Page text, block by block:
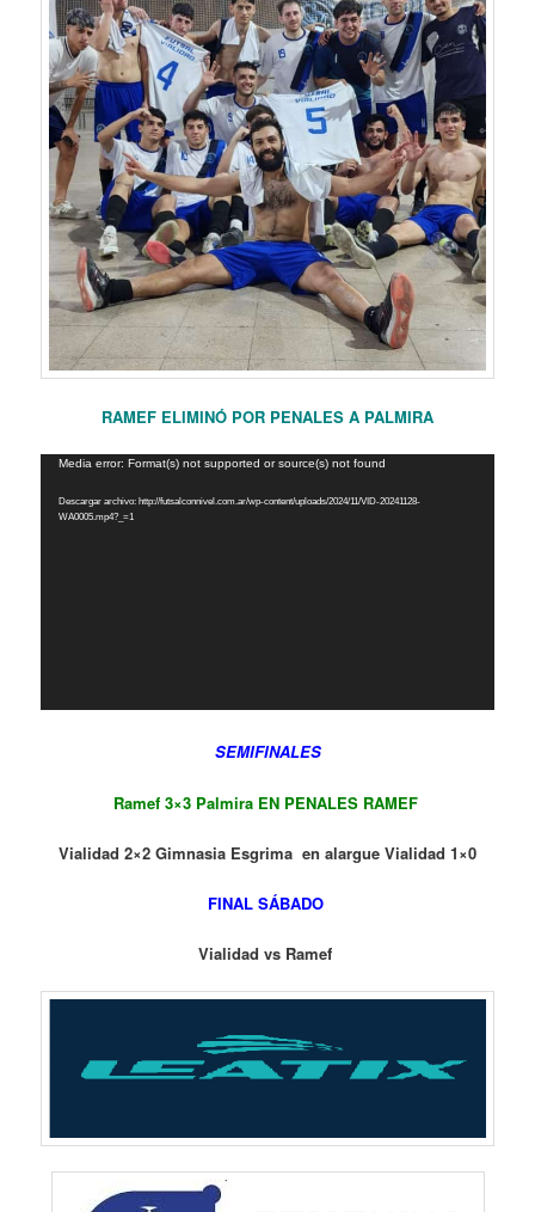
RAMEF ELIMINÓ POR PENALES A PALMIRA
Reproductor
vídeo
Media error: Format(s) not supported or source(s) not found
Descargar archivo: http://futsalconnivel.com.ar/wp-content/uploads/2024/11/VID-20241128-
WA0005.mp4?_=1
SEMIFINALES
Ramef 3×3 Palmira EN PENALES RAMEF
Vialidad 2×2 Gimnasia Esgrima en alargue Vialidad 1×0
FINAL SÁBADO
Vialidad vs Ramef